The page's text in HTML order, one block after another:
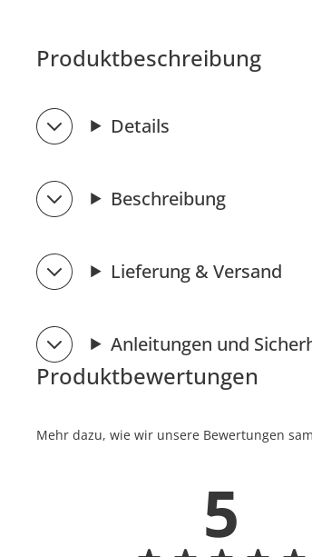
Produktbeschreibung
Details
Beschreibung
Lieferung & Versand
Anleitungen und
Produktbewertungen
Mehr dazu, wie wir unsere Bewertungen
5